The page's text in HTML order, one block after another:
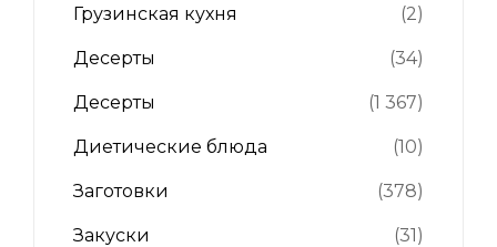
Грузинская кухня (2)
Десерты (34)
Десерты (1 367)
Диетические блюда (10)
Заготовки (378)
Закуски (31)